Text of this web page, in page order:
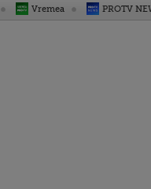
Vremea PROTV